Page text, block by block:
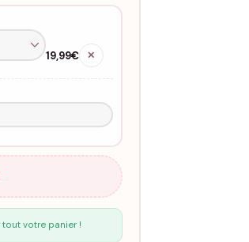
19,99€ ✕
votre panier !